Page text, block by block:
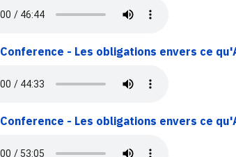
Conference - Les obligations envers ce
Conference - Les obligations envers ce